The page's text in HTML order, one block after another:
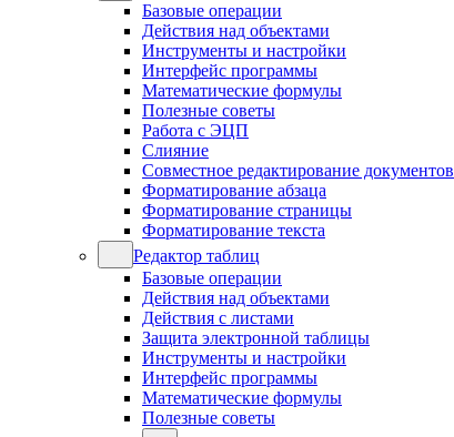
Базовые операции
Действия над объектами
Инструменты и настройки
Интерфейс программы
Математические формулы
Полезные советы
Работа с ЭЦП
Слияние
Совместное редактирование документов
Форматирование абзаца
Форматирование страницы
Форматирование текста
Редактор таблиц
Базовые операции
Действия над объектами
Действия с листами
Защита электронной таблицы
Инструменты и настройки
Интерфейс программы
Математические формулы
Полезные советы